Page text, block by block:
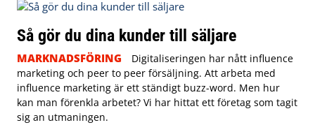
Så gör du dina kunder till säljare
MARKNADSFÖRING
Digitaliseringen har nått influence
marketing och peer to peer försäljning. Att arbeta med
influence marketing är ett ständigt buzz-word. Men hur
kan man förenkla arbetet? Vi har hittat ett företag som tagit
sig an utmaningen.